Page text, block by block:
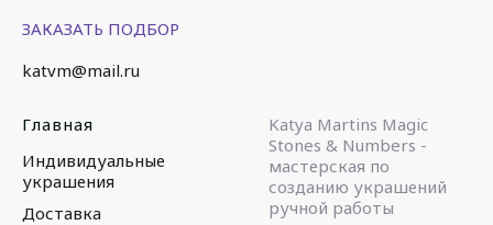
ЗАКАЗАТЬ ПОДБОР
katvm@mail.ru
Главная
Индивидуальные
украшения
Доставка
Katya Martins Magic
Stones & Numbers -
мастерская по
созданию украшений
ручной работы